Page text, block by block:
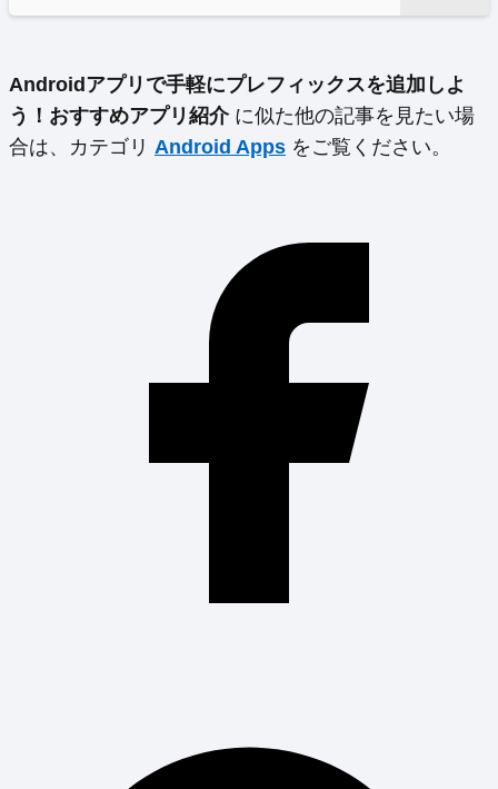
Androidアプリで手軽にプレフィックスを追加しよ
う！おすすめアプリ紹介に似た他の記事を見たい場
合は、カテゴリ Android Apps をご覧ください。